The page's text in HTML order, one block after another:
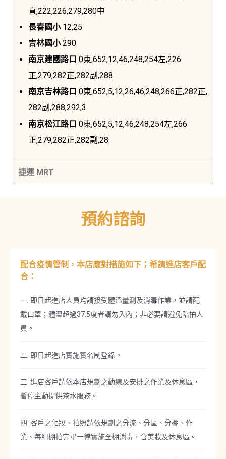
直,222,226,279,280中
長春國小12,25
吉林國小290
南京建國路口 0東,652,12,46,248,254左,226
正,279,282正,282副,288
南京吉林路口 0東,652,5,12,26,46,248,266正,282正,
282副,288,292,3
南京松江路口 0東,652,5,12,46,248,254左,266
正,279,282正,282副,28
捷運 MRT
預約諮詢
配合疫情管制，本店應對措施如下；希請進店客戶配
合：
一. 即日起進店人員均請接受體溫量測及消毒作業，並請配
戴口罩；體溫超過37.5度者請勿入內；非必要請避免陪拍人
員。
二. 即日起進店實施實名制登錄。
三. 進店客戶請依本店規劃之動線及安排之作業及休息區，
暫停主動提供茶水服務。
四. 客戶之化妝、拍照請依規劃之分流、分區、分棚、作
業、每組棚拍完畢一律實施全棚消毒，含美妝及休息區。